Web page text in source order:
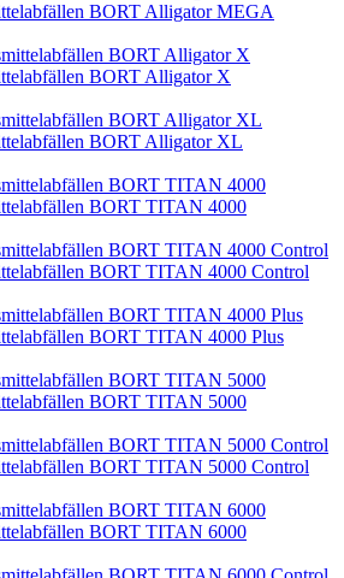
BORT Alligator MEGA
BORT Alligator X
BORT Alligator XL
BORT TITAN 4000
BORT TITAN 4000 Control
BORT TITAN 4000 Plus
BORT TITAN 5000
BORT TITAN 5000 Control
BORT TITAN 6000